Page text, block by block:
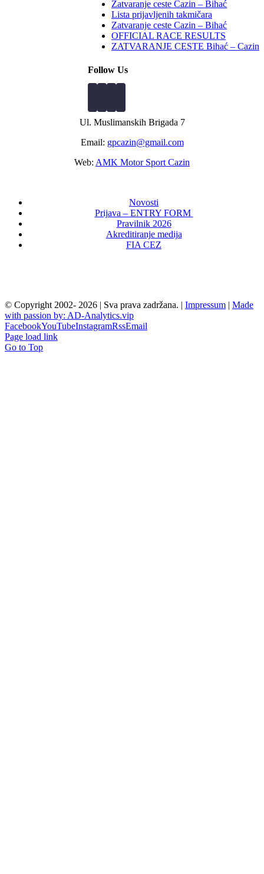
Zatvaranje ceste Cazin – Bihać
Lista prijavljenih takmičara
Zatvaranje ceste Cazin – Bihać
OFFICIAL RACE RESULTS
ZATVARANJE CESTE Bihać – Cazin
Follow Us
Ul. Muslimanskih Brigada 7
Email: gpcazin@gmail.com
Web: AMK Motor Sport Cazin
Novosti
Prijava – ENTRY FORM
Pravilnik 2026
Akreditiranje medija
FIA CEZ
© Copyright 2002- 2026 | Sva prava zadržana. | Impressum | Made
with passion by: AD-Analytics.vip
FacebookYouTubeInstagramRssEmail
Page load link
Go to Top